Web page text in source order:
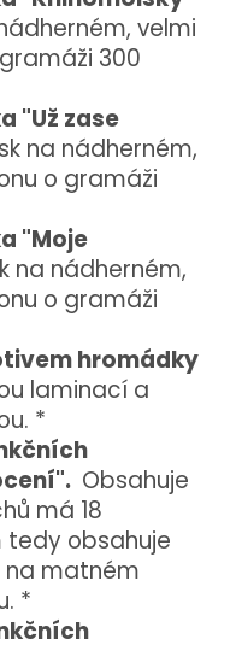
velmi
300
"Už zase
na nádherném,
o gramáži
"Moje
na nádherném,
o gramáži
hromádky
laminací a
*
Obsahuje
má 18
tedy obsahuje
na matném
*